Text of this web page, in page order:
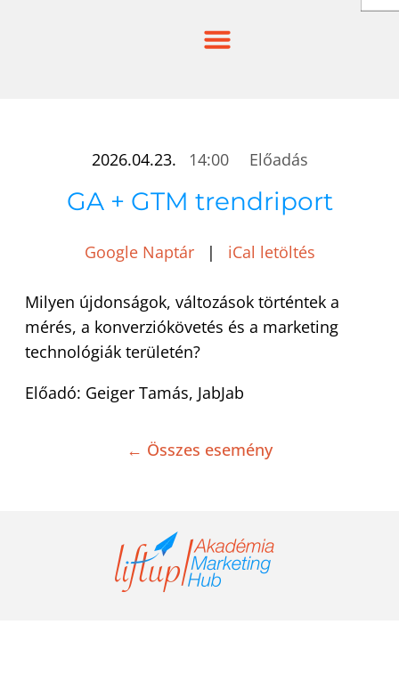
2026.04.23. 14:00 Előadás
GA + GTM trendriport
Google Naptár | iCal letöltés
Milyen újdonságok, változások történtek a
mérés, a konverziókövetés és a marketing
technológiák területén?
Előadó: Geiger Tamás, JabJab
← Összes esemény